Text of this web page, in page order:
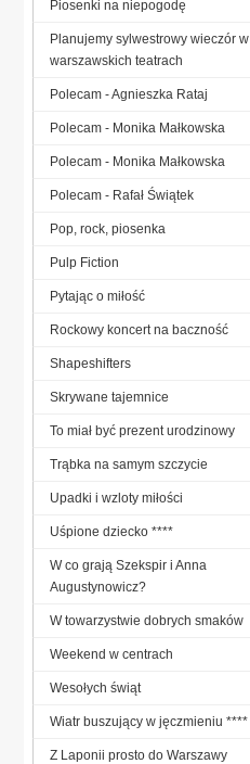
Piosenki na niepogodę
Planujemy sylwestrowy wieczór w
warszawskich teatrach
Polecam - Agnieszka Rataj
Polecam - Monika Małkowska
Polecam - Monika Małkowska
Polecam - Rafał Świątek
Pop, rock, piosenka
Pulp Fiction
Pytając o miłość
Rockowy koncert na baczność
Shapeshifters
Skrywane tajemnice
To miał być prezent urodzinowy
Trąbka na samym szczycie
Upadki i wzloty miłości
Uśpione dziecko ****
W co grają Szekspir i Anna
Augustynowicz?
W towarzystwie dobrych smaków
Weekend w centrach
Wesołych świąt
Wiatr buszujący w jęczmieniu ****
Z Laponii prosto do Warszawy